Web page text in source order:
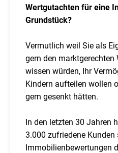
Wertgutachten für eine
Grundstück?
Vermutlich weil Sie als
gern den marktgerechten
wissen würden, Ihr
Kindern aufteilen wollen
gern gesenkt hätten.
In den letzten 30 Jahren
3.000 zufriedene Kunden
Immobilienbewertungen